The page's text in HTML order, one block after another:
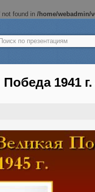
found in /home/webadmin/
1941 г.